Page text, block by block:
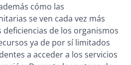
cómo las
se ven cada vez más
deficiencias de los organismos
ya de por sí limitados
a acceder a los servicios